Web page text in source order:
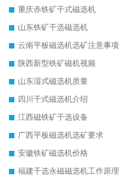
重庆赤铁矿干式磁选机
山东铁矿干选磁选机
云南平板磁选机选矿注意事项
陕西新型铁矿磁机视频
山东湿式磁选机质量
四川干式磁选机介绍
江西磁铁矿干选设备
广西平板磁选机选矿要求
安徽铁矿磁选机价格
福建干选永磁磁选机工作原理